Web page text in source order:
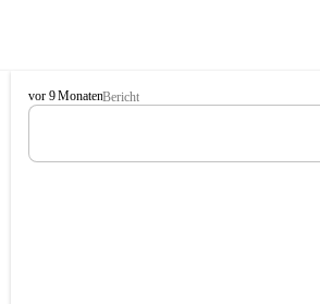
C
e
l
vor 9 MonatenBericht